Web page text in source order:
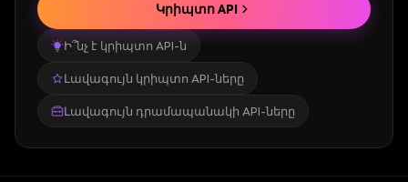
Ի՞նչ է կրիպտո API-ն
Լավագույն կրիպտո API-ները
Լավագույն դրամապանակի API-ները
Կրիպտո API